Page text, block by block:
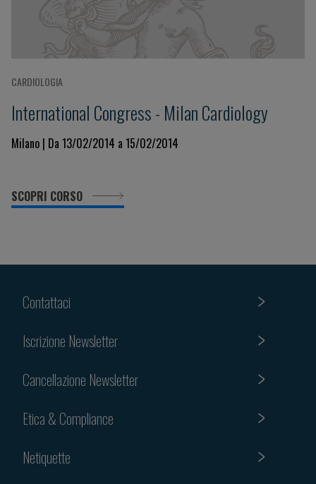
CARDIOLOGIA
International Congress - Milan Cardiology
Milano | Da 13/02/2014 a 15/02/2014
SCOPRI CORSO
Contattaci
Iscrizione Newsletter
Cancellazione Newsletter
Etica & Compliance
Netiquette